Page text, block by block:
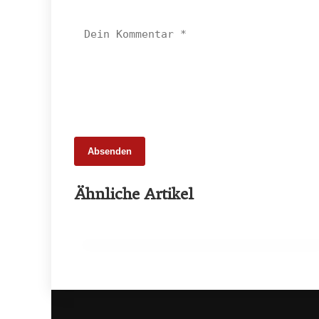
Absenden
Ähnliche Artikel
65 Millionen Euro Umsatz in der